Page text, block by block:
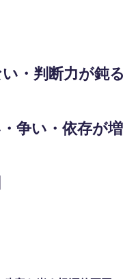
・判断力が鈍る
争い・依存が